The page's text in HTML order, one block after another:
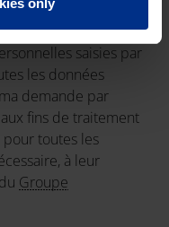
consens à
saisies par
les données
demande par
aux fins de traitement
toutes les
à leur
Groupe